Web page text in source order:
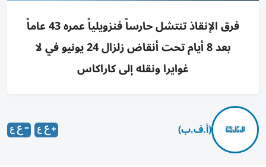
فرق الإنقاذ تنتشل حارساً فنزويلياً عمره 43 عاماً
بعد 8 أيام تحت أنقاض زلزال 24 يونيو في لا
غوايرا ونقله إلى كاراكاس
(أ.ف.ب)